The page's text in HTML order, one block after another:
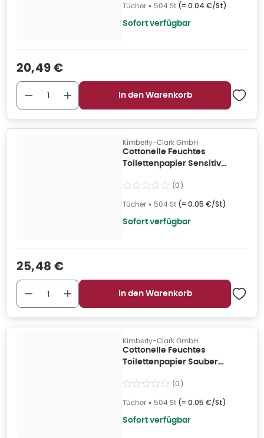
Tücher • 504 St (= 0.04 €/St)
Sofort verfügbar
Verkaufspreis
20,49 €
In den Warenkorb
Kimberly-Clark GmbH
Cottonelle Feuchtes
Toilettenpapier Sensitiv
(0)
Tücher • 504 St (= 0.05 €/St)
Sofort verfügbar
Verkaufspreis
25,48 €
In den Warenkorb
Kimberly-Clark GmbH
Cottonelle Feuchtes
Toilettenpapier Sauber
(0)
Tücher • 504 St (= 0.05 €/St)
Sofort verfügbar